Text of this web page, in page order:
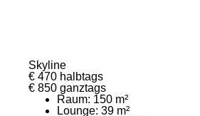
Skyline
€ 470 halbtags
€ 850 ganztags
Raum: 150 m²
Lounge: 39 m²